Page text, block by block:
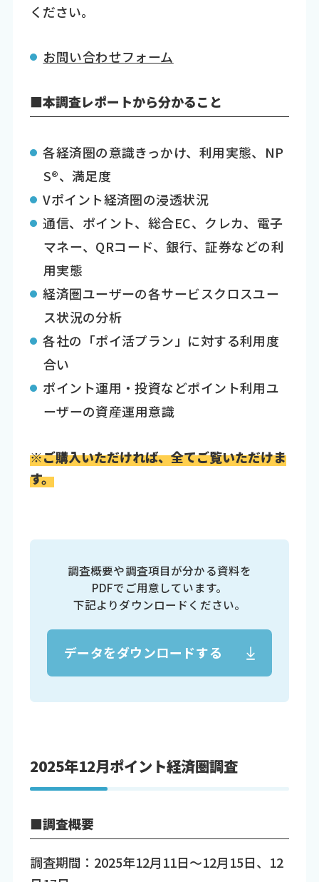
ください。
お問い合わせフォーム
■本調査レポートから分かること
各経済圏の意識きっかけ、利用実態、NP
S®、満足度
Vポイント経済圏の浸透状況
通信、ポイント、総合EC、クレカ、電子
マネー、QRコード、銀行、証券などの利
用実態
経済圏ユーザーの各サービスクロスユー
ス状況の分析
各社の「ポイ活プラン」に対する利用度
合い
ポイント運用・投資などポイント利用ユ
ーザーの資産運用意識
※ご購入いただければ、全てご覧いただけま
す。
調査概要や調査項目が分かる資料を
PDFでご用意しています。
下記よりダウンロードください。
データをダウンロードする
2025年12月ポイント経済圏調査
■調査概要
調査期間：2025年12月11日～12月15日、12